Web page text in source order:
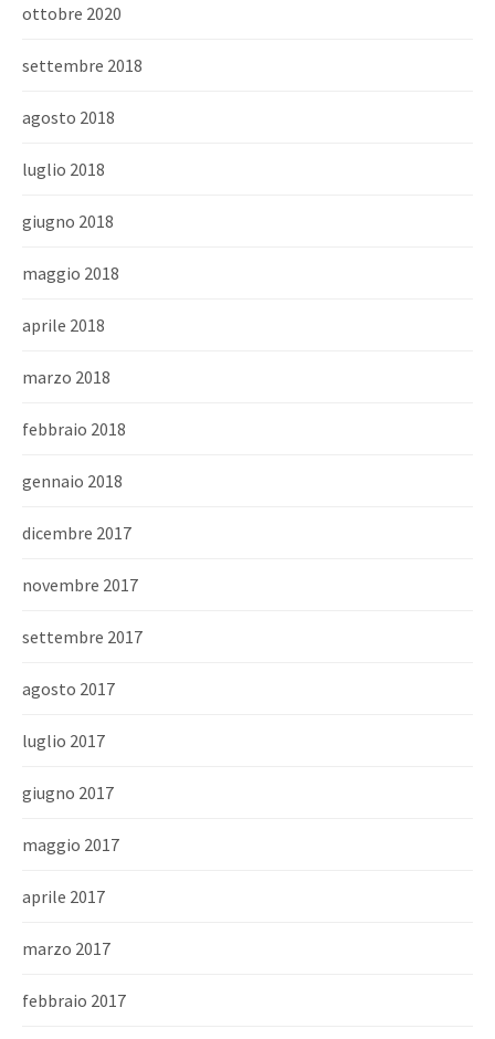
ottobre 2020
settembre 2018
agosto 2018
luglio 2018
giugno 2018
maggio 2018
aprile 2018
marzo 2018
febbraio 2018
gennaio 2018
dicembre 2017
novembre 2017
settembre 2017
agosto 2017
luglio 2017
giugno 2017
maggio 2017
aprile 2017
marzo 2017
febbraio 2017